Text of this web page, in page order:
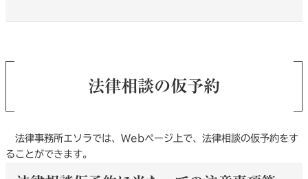
法律相談の仮予約
法律事務所エソラでは、Webページ上で、法律相談の仮予約をす
ることができます。